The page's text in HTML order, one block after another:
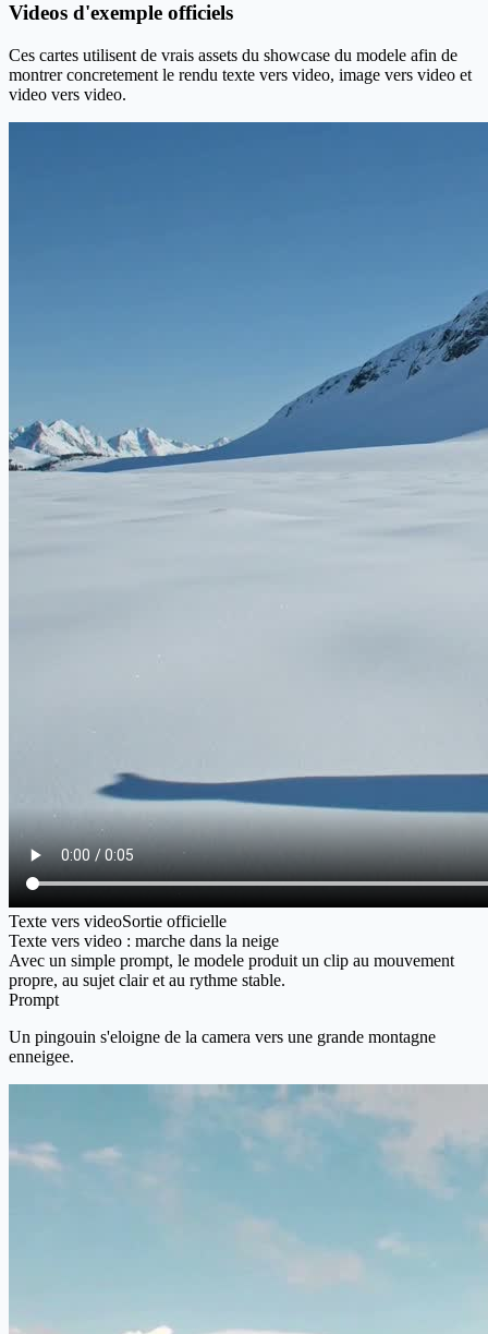
Videos d'exemple officiels
Ces cartes utilisent de vrais assets du showcase du modele afin de
montrer concretement le rendu texte vers video, image vers video et
video vers video.
Texte vers videoSortie officielle
Texte vers video : marche dans la neige
Avec un simple prompt, le modele produit un clip au mouvement
propre, au sujet clair et au rythme stable.
Prompt
Un pingouin s'eloigne de la camera vers une grande montagne
enneigee.